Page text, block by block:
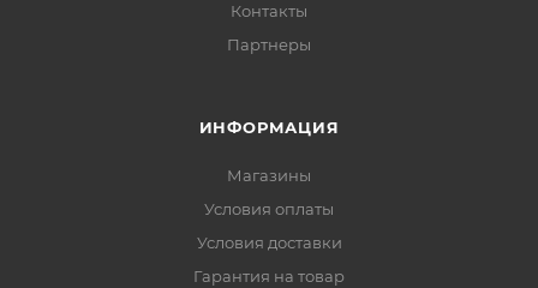
Контакты
Партнеры
ИНФОРМАЦИЯ
Магазины
Условия оплаты
Условия доставки
Гарантия на товар